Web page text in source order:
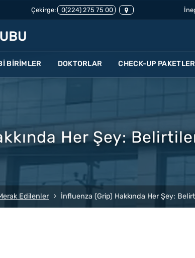
Çekirge: 0(224) 275 75 00
BİRİMLER DOKTORLAR CHECK-UP
Her Şey:
Edilenler İnfluenza (Grip) Hakkında Her Şey: